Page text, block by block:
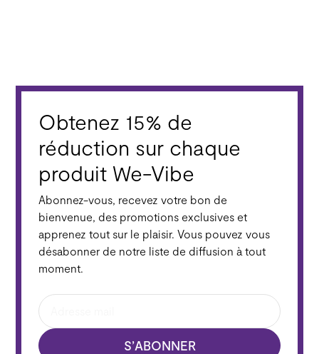
Obtenez 15% de
réduction sur chaque
produit We-Vibe
Abonnez-vous, recevez votre bon de
bienvenue, des promotions exclusives et
apprenez tout sur le plaisir. Vous pouvez vous
désabonner de notre liste de diffusion à tout
moment.
S’ABONNER